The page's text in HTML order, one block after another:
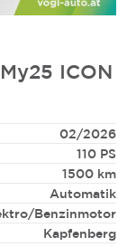
ICON
02/2026
110 PS
1500 km
Automatik
Benzinmotor
Kapfenberg